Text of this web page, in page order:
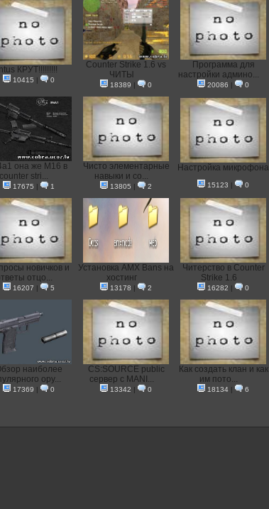
КРУТ!!!!!!!!!
10415 | 0
Counter Strike 1.6 vs
ЧИТЫ
18389 | 0
Программа для
настройки админо...
20086 | 0
она же M16 в
counter stri...
17675 | 1
Чисто элементарные
навыки и со...
13805 | 2
Настройка микрофона
15123 | 0
новичков и
отцо...
16207 | 5
Установка AMX Bans на
хостинг
13178 | 2
Читерство в Counter
Strike 1.6
16282 | 0
наиболее
ору...
17369 | 0
CS:SOURCE public
сервер с MANI...
13342 | 0
Как создать клан и как
им пото...
18134 | 6